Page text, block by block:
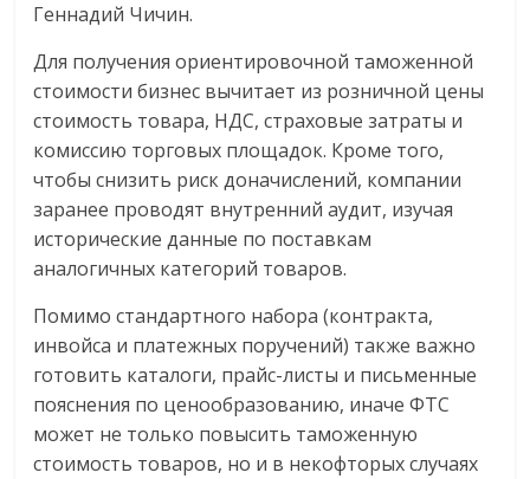
Геннадий Чичин.
Для получения ориентировочной таможенной
стоимости бизнес вычитает из розничной цены
стоимость товара, НДС, страховые затраты и
комиссию торговых площадок. Кроме того,
чтобы снизить риск доначислений, компании
заранее проводят внутренний аудит, изучая
исторические данные по поставкам
аналогичных категорий товаров.
Помимо стандартного набора (контракта,
инвойса и платежных поручений) также важно
готовить каталоги, прайс-листы и письменные
пояснения по ценообразованию, иначе ФТС
может не только повысить таможенную
стоимость товаров, но и в некофторых случаях